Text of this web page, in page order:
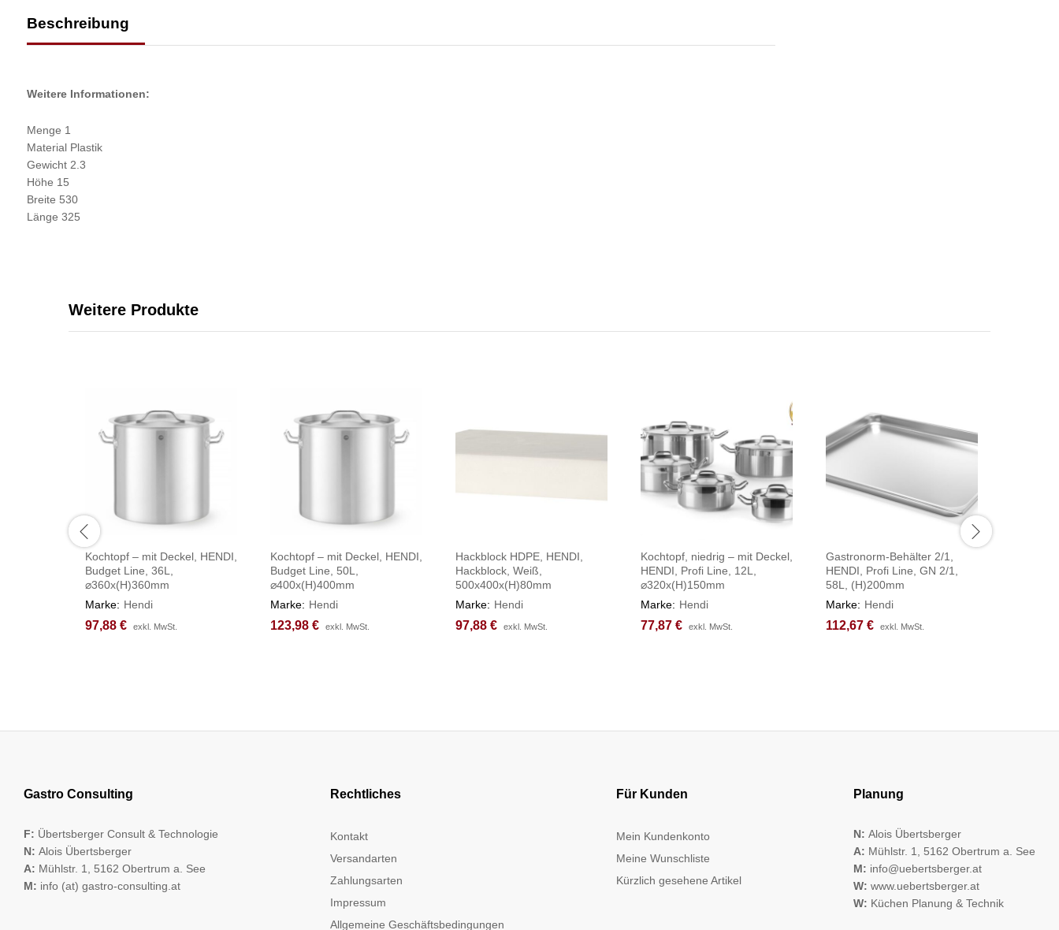
Beschreibung
Weitere Informationen:
Menge 1
Material Plastik
Gewicht 2.3
Höhe 15
Breite 530
Länge 325
Weitere Produkte
Kochtopf – mit Deckel, HENDI,
Budget Line, 36L,
⌀360x(H)360mm
Marke: Hendi
97,88 € exkl. MwSt.
97,88 € exkl. MwSt.
Kochtopf – mit Deckel, HENDI,
Budget Line, 50L,
⌀400x(H)400mm
Marke: Hendi
123,98 € exkl. MwSt.
123,98 € exkl. MwSt.
Hackblock HDPE, HENDI,
Hackblock, Weiß,
500x400x(H)80mm
Marke: Hendi
97,88 € exkl. MwSt.
97,88 € exkl. MwSt.
Kochtopf, niedrig – mit Deckel,
HENDI, Profi Line, 12L,
⌀320x(H)150mm
Marke: Hendi
77,87 € exkl. MwSt.
77,87 € exkl. MwSt.
Gastronorm-Behälter 2/1,
HENDI, Profi Line, GN 2/1,
58L, (H)200mm
Marke: Hendi
112,67 € exkl. MwSt.
112,67 € exkl. MwSt.
Gastro Consulting
F: Übertsberger Consult & Technologie
N: Alois Übertsberger
A: Mühlstr. 1, 5162 Obertrum a. See
M: info (at) gastro-consulting.at
Rechtliches
Kontakt
Versandarten
Zahlungsarten
Impressum
Allgemeine Geschäftsbedingungen
Für Kunden
Mein Kundenkonto
Meine Wunschliste
Kürzlich gesehene Artikel
Planung
N: Alois Übertsberger
A: Mühlstr. 1, 5162 Obertrum a. See
M: info@uebertsberger.at
W: www.uebertsberger.at
W: Küchen Planung & Technik